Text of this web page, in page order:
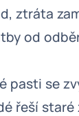
ztráta
od
pasti se
řeší staré